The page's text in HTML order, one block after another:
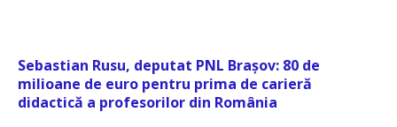
Sebastian Rusu, deputat PNL Brașov: 80 de
milioane de euro pentru prima de carieră
didactică a profesorilor din România